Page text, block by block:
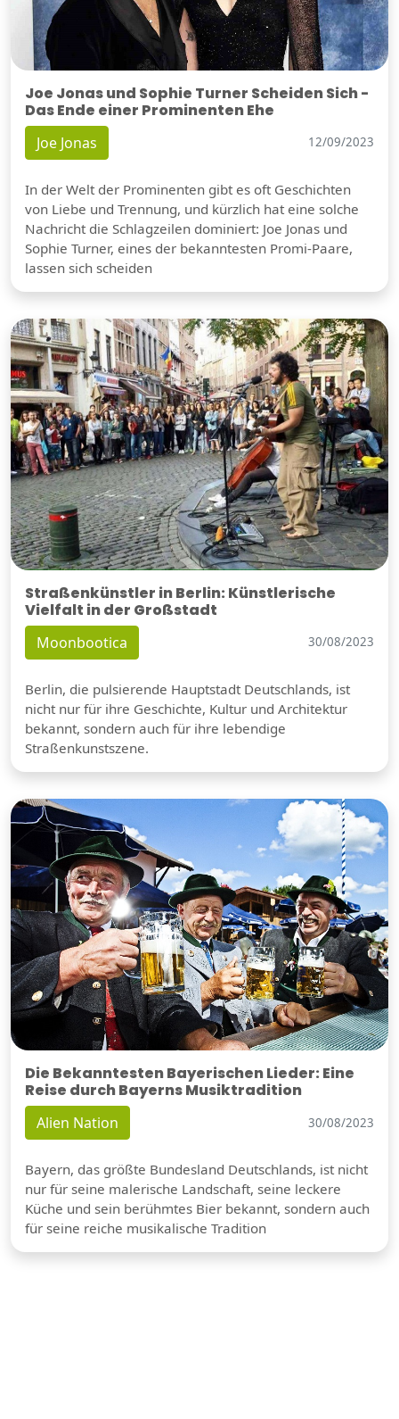
Joe Jonas und Sophie Turner Scheiden Sich -
Das Ende einer Prominenten Ehe
Joe Jonas 12/09/2023
In der Welt der Prominenten gibt es oft Geschichten
von Liebe und Trennung, und kürzlich hat eine solche
Nachricht die Schlagzeilen dominiert: Joe Jonas und
Sophie Turner, eines der bekanntesten Promi-Paare,
lassen sich scheiden
Straßenkünstler in Berlin: Künstlerische
Vielfalt in der Großstadt
Moonbootica 30/08/2023
Berlin, die pulsierende Hauptstadt Deutschlands, ist
nicht nur für ihre Geschichte, Kultur und Architektur
bekannt, sondern auch für ihre lebendige
Straßenkunstszene.
Die Bekanntesten Bayerischen Lieder: Eine
Reise durch Bayerns Musiktradition
Alien Nation 30/08/2023
Bayern, das größte Bundesland Deutschlands, ist nicht
nur für seine malerische Landschaft, seine leckere
Küche und sein berühmtes Bier bekannt, sondern auch
für seine reiche musikalische Tradition